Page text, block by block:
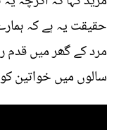
حقیقت یہ ہے کہ
مرد کے گھر میں قدم
سالوں میں خواتین